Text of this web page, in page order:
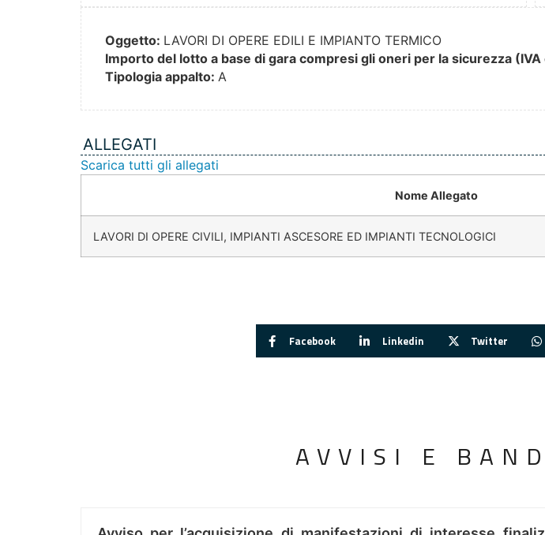
Oggetto: LAVORI DI OPERE EDILI E IMPIANTO TERMICO
Importo del lotto a base di gara compresi gli oneri per la sicurezza (IVA
Tipologia appalto: A
ALLEGATI
Scarica tutti gli allegati
Nome Allegato
LAVORI DI OPERE CIVILI, IMPIANTI ASCESORE ED IMPIANTI TECNOLOGICI
Facebook Linkedin Twitter
AVVISI E